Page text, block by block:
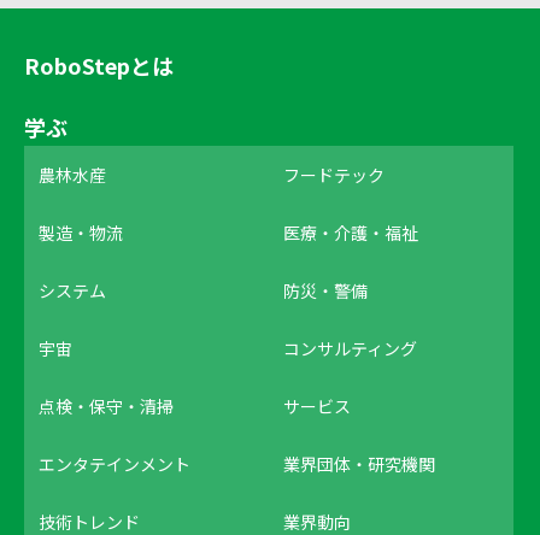
RoboStepとは
学ぶ
農林水産 フードテック
製造・物流 医療・介護・福祉
システム 防災・警備
宇宙 コンサルティング
点検・保守・清掃 サービス
エンタテインメント 業界団体・研究機関
技術トレンド 業界動向